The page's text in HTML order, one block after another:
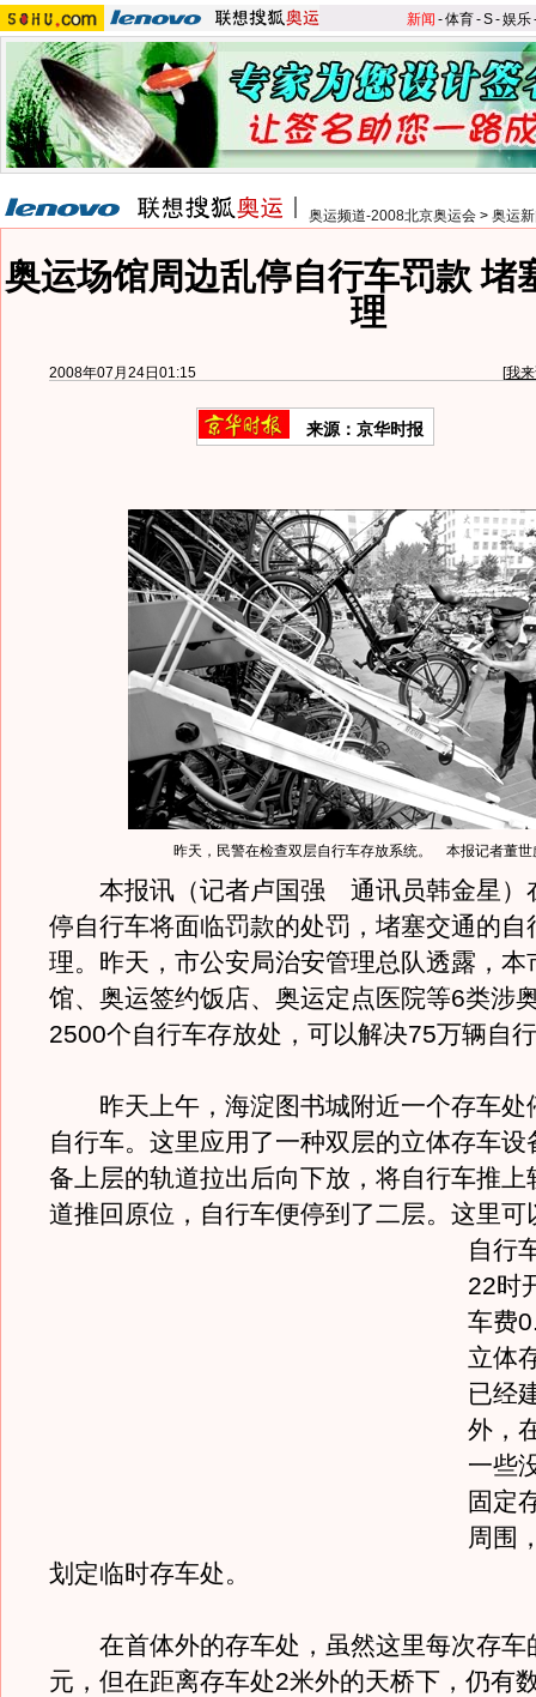
新闻 -体育-S-娱乐
奥运频道-2008北京奥运会 > 奥运
奥运场馆周边乱停自行车罚款 堵
理
2008年07月24日01:15 [我
来源：京华时报
昨天，民警在检查双层自行车存放系统。 本报记者董世
本报讯（记者卢国强 通讯员韩金星）
停自行车将面临罚款的处罚，堵塞交通的自
理。昨天，市公安局治安管理总队透露，本
馆、奥运签约饭店、奥运定点医院等6类涉
2500个自行车存放处，可以解决75万辆自
昨天上午，海淀图书城附近一个存车处
自行车。这里应用了一种双层的立体存车设
备上层的轨道拉出后向下放，将自行车推上
道推回原位，自行车便停到了二层。 这里可
自行
22时
车费
立体
已经
外，
一些
固定
周围
划定临时存车处。
在首体外的存车处，虽然这里每次存车
元，但在距离存车处2米外的天桥下，仍有